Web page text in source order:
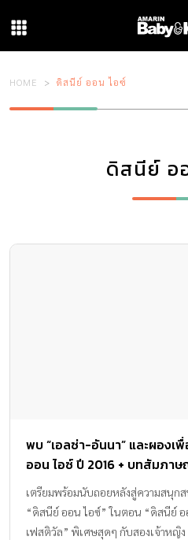
HOME ดิสนีย์ ออน ไอซ์
ดิสนีย์ อ
พบ “เอลซ่า-อันนา” และผองเ
ออน ไอซ์ ปี 2016 + บทสัมภา
แอเรียล”
เตรียมพร้อมนับถอยหลังสู่ความสนุก
“ดิสนีย์ ออน ไอซ์” ในตอน “ดิสนีย์ อ
เฟสติวัล” พิเศษสุดๆ กับสองเจ้าหญิง